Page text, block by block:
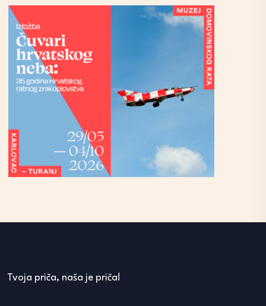
Tvoja priča, naša je priča!